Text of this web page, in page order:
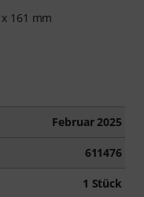
161 mm
Februar 2025
611476
1 Stück